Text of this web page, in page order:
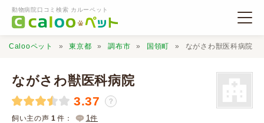
動物病院口コミ検索 カルーペット
動物病院検索
Calooペット 東京都 調布市 国領町 ながさわ獣医科病院
ながさわ獣医科病院
3.37 ？
飼い主の声 1 件： 1件